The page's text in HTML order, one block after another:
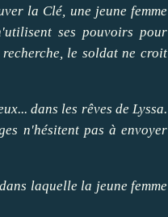
la Clé, une jeune femme
ses pouvoirs pour
le soldat ne croit
dans les rêves de Lyssa.
n'hésitent pas à envoyer
laquelle la jeune femme